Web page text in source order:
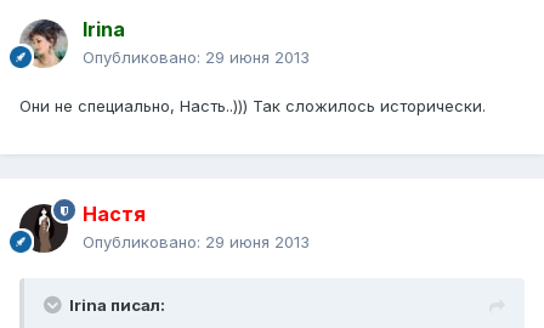
Irina
Опубликовано: 29 июня 2013
Они не специально, Насть..))) Так сложилось исторически.
Настя
Опубликовано: 29 июня 2013
Irina писал: